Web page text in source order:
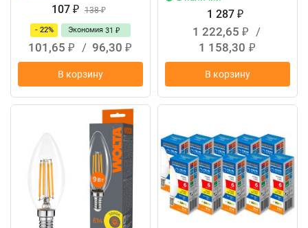
107 ₽ 138₽
- 22% Экономия 31 ₽
101,65 ₽ / 96,30 ₽
В корзину
1 287 ₽
1 222,65 ₽
/
1 158,30 ₽
В корзину